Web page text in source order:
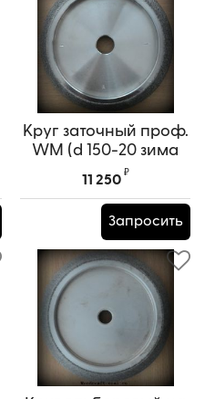
Круг заточный проф.
WM (d 150-20 зима
9/29 ВЕСТРОН)
11 250
₽
Запросить